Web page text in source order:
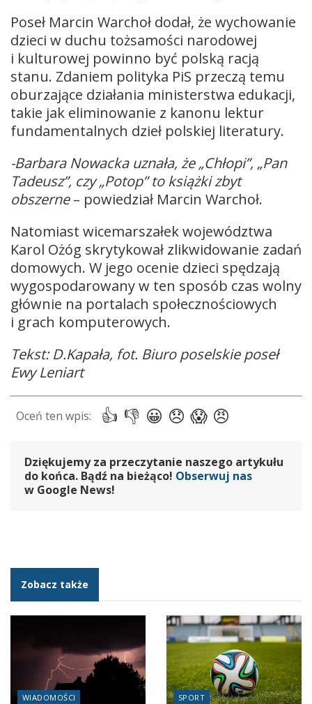
Poseł Marcin Warchoł dodał, że wychowanie
dzieci w duchu tożsamości narodowej
i kulturowej powinno być polską racją
stanu. Zdaniem polityka PiS przeczą temu
oburzające działania ministerstwa edukacji,
takie jak eliminowanie z kanonu lektur
fundamentalnych dzieł polskiej literatury.
-Barbara Nowacka uznała, że „Chłopi”, „Pan
Tadeusz”, czy „Potop” to książki zbyt
obszerne– powiedział Marcin Warchoł.
Natomiast wicemarszałek województwa
Karol Ożóg skrytykował zlikwidowanie zadań
domowych. W jego ocenie dzieci spędzają
wygospodarowany w ten sposób czas wolny
głównie na portalach społecznościowych
i grach komputerowych.
Tekst: D.Kapała, fot. Biuro poselskie poseł
Ewy Leniart
Dziękujemy za przeczytanie naszego artykułu
do końca. Bądź na bieżąco! Obserwuj nas
w Google News!
Zobacz także
WIADOMOŚCI SPORT